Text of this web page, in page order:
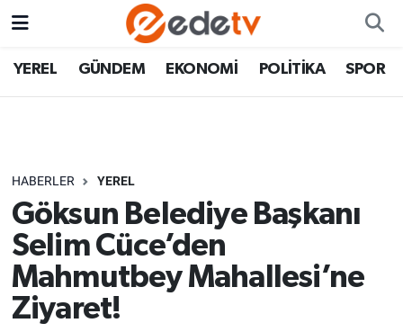
YEREL GÜNDEM EKONOMİ POLİTİKA SPOR
HABERLER YEREL
Göksun Belediye Başkanı
Selim Cüce’den
Mahmutbey Mahallesi’ne
Ziyaret!